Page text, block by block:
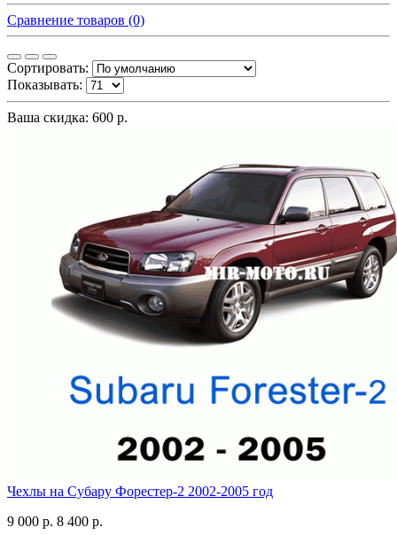
Сравнение товаров (0)
Сортировать:
Показывать:
Ваша скидка: 600 р.
Чехлы на Субару Форестер-2 2002-2005 год
9 000 р. 8 400 р.